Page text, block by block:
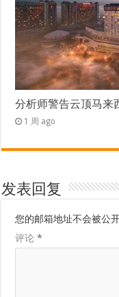
分析师警告云顶马来
1 周 ago
发表回复
您的邮箱地址不会被公开
评论*